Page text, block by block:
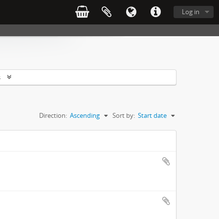
Log in
Sort by: Start date
Direction: Ascending